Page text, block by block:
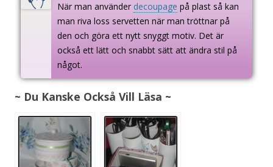
När man använder decoupage på plast så kan
man riva loss servetten när man tröttnar på
den och göra ett nytt snyggt motiv. Det är
också ett lätt och snabbt sätt att ändra stil på
något.
~ Du Kanske Också Vill Läsa ~